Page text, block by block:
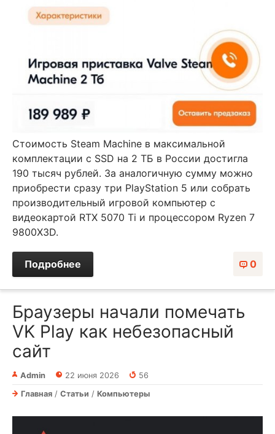
Стоимость Steam Machine в максимальной
комплектации с SSD на 2 ТБ в России достигла
190 тысяч рублей. За аналогичную сумму можно
приобрести сразу три PlayStation 5 или собрать
производительный игровой компьютер с
видеокартой RTX 5070 Ti и процессором Ryzen 7
9800X3D.
0
Подробнее
Браузеры начали помечать
VK Play как небезопасный
сайт
Admin 22 июня 2026
56
Главная / Статьи / Компьютеры